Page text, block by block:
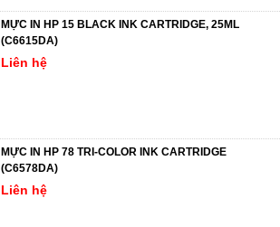
MỰC IN HP 15 BLACK INK CARTRIDGE, 25ML
(C6615DA)
Liên hệ
MỰC IN HP 78 TRI-COLOR INK CARTRIDGE
(C6578DA)
Liên hệ